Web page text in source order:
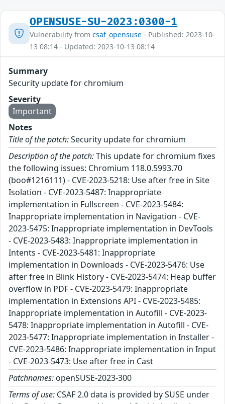
OPENSUSE-SU-2023:0300-1
Vulnerability from csaf_opensuse - Published: 2023-10-
13 08:14 - Updated: 2023-10-13 08:14
Summary
Security update for chromium
Severity
Important
Notes
Title of the patch:Security update for chromium
Description of the patch:This update for chromium fixes
the following issues: Chromium 118.0.5993.70
(boo#1216111) - CVE-2023-5218: Use after free in Site
Isolation - CVE-2023-5487: Inappropriate
implementation in Fullscreen - CVE-2023-5484:
Inappropriate implementation in Navigation - CVE-
2023-5475: Inappropriate implementation in DevTools
- CVE-2023-5483: Inappropriate implementation in
Intents - CVE-2023-5481: Inappropriate
implementation in Downloads - CVE-2023-5476: Use
after free in Blink History - CVE-2023-5474: Heap buffer
overflow in PDF - CVE-2023-5479: Inappropriate
implementation in Extensions API - CVE-2023-5485:
Inappropriate implementation in Autofill - CVE-2023-
5478: Inappropriate implementation in Autofill - CVE-
2023-5477: Inappropriate implementation in Installer -
CVE-2023-5486: Inappropriate implementation in Input
- CVE-2023-5473: Use after free in Cast
Patchnames: openSUSE-2023-300
Terms of use: CSAF 2.0 data is provided by SUSE under